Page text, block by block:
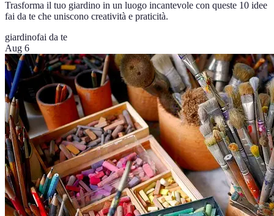
Trasforma il tuo giardino in un luogo incantevole con queste 10 idee
fai da te che uniscono creatività e praticità.
giardinofai da te
Aug 6